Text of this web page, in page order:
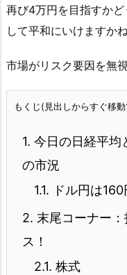
再び4万円を目指すか
して平和にいけますか
市場がリスク要因を無
もくじ(見出しからすぐ移
1. 今日の日経平均
の市況
1.1. ドル円は
2. 末尾コーナー
ス！
2.1. 株式